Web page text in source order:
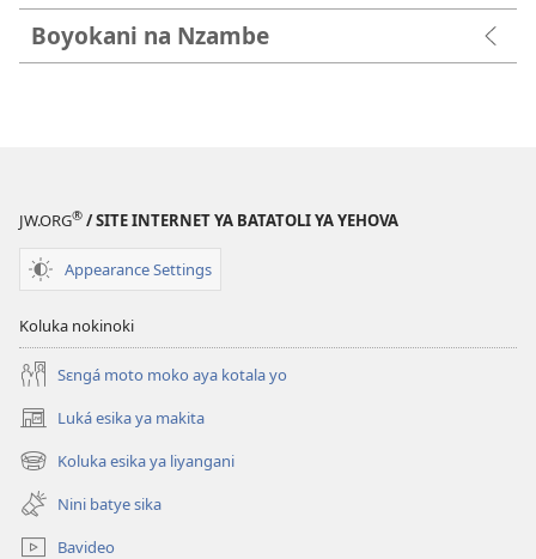
Boyokani na Nzambe
JW.ORG® / SITE INTERNET YA BATATOLI YA YEHOVA
Appearance Settings
Koluka nokinoki
Sɛngá moto moko aya kotala yo
Luká esika ya makita
(fungolá
fenɛtrɛ
mosusu)
Koluka esika ya liyangani
(fungolá
fenɛtrɛ
mosusu)
Nini batye sika
Bavideo